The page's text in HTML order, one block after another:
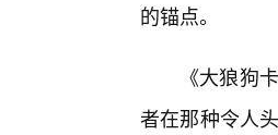
的锚点。
《大狼狗
者在那种令人